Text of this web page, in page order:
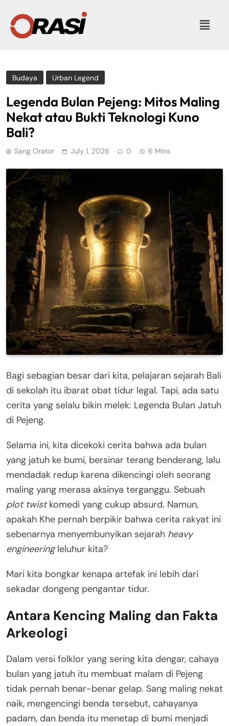
Budaya Urban Legend
Legenda Bulan Pejeng: Mitos Maling
Nekat atau Bukti Teknologi Kuno
Bali?
Sang Orator July 1, 2026 0 6 Mins
Bagi sebagian besar dari kita, pelajaran sejarah Bali
di sekolah itu ibarat obat tidur legal. Tapi, ada satu
cerita yang selalu bikin melek: Legenda Bulan Jatuh
di Pejeng.
Selama ini, kita dicekoki cerita bahwa ada bulan
yang jatuh ke bumi, bersinar terang benderang, lalu
mendadak redup karena dikencingi oleh seorang
maling yang merasa aksinya terganggu. Sebuah
plot twistkomedi yang cukup absurd. Namun,
apakah Khe pernah berpikir bahwa cerita rakyat ini
sebenarnya menyembunyikan sejarah heavy
engineeringleluhur kita?
Mari kita bongkar kenapa artefak ini lebih dari
sekadar dongeng pengantar tidur.
Antara Kencing Maling dan Fakta
Arkeologi
Dalam versi folklor yang sering kita dengar, cahaya
bulan yang jatuh itu membuat malam di Pejeng
tidak pernah benar-benar gelap. Sang maling nekat
naik, mengencingi benda tersebut, cahayanya
padam, dan benda itu menetap di bumi menjadi